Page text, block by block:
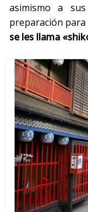
asimismo a
preparación
se les llama